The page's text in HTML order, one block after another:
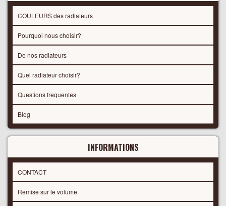
COULEURS des radiateurs
Pourquoi nous choisir?
De nos radiateurs
Quel radiateur choisir?
Questions frequentes
Blog
INFORMATIONS
CONTACT
Remise sur le volume